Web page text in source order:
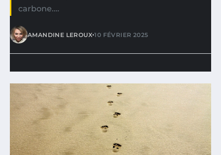
carbone.…
AMANDINE LEROUX•10 FÉVRIER 2025